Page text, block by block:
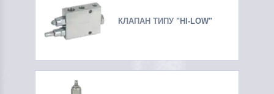
КЛАПАН ТИПУ "HI-LOW"